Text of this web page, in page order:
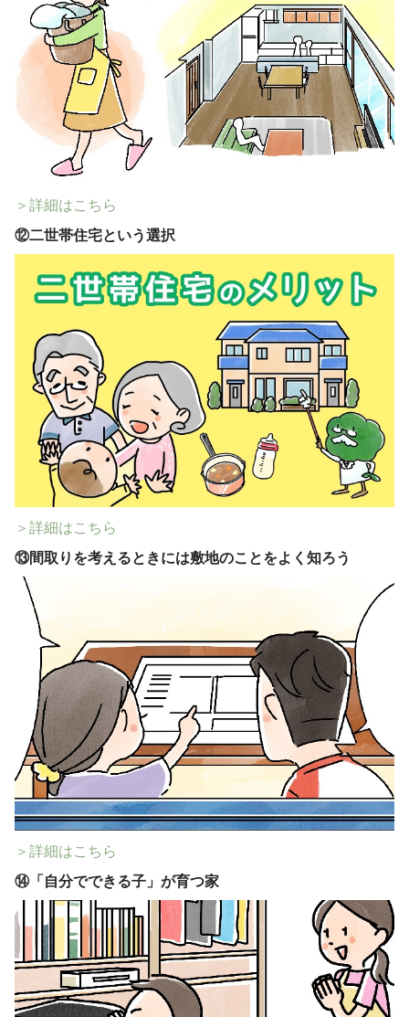
＞詳細はこちら
⑫二世帯住宅という選択
＞詳細はこちら
⑬間取りを考えるときには敷地のことをよく知ろう
＞詳細はこちら
⑭ 「自分でできる子」が育つ家